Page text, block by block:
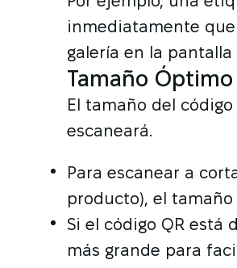
inmediatamente
galería en la
Tamaño
El tamaño del
escaneará.
Para escanear a
producto), el
Si el código QR está
más grande para